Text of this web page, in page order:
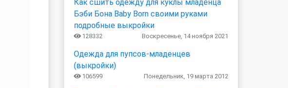
Как сшить одежду для куклы младенца
Бэби Бона Baby Born своими руками
подробные выкройки
128332 Воскресенье, 14 ноября 2021
Одежда для пупсов-младенцев
(выкройки)
106599 Понедельник, 19 марта 2012